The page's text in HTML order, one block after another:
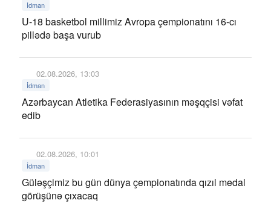
İdman
U-18 basketbol millimiz Avropa çempionatını 16-cı
pillədə başa vurub
02.08.2026, 13:03
İdman
Azərbaycan Atletika Federasiyasının məşqçisi vəfat
edib
02.08.2026, 10:01
İdman
Güləşçimiz bu gün dünya çempionatında qızıl medal
görüşünə çıxacaq